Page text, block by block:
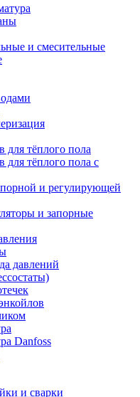
и смесительные
для тёплого пола
для тёплого пола с
и регулирующей
и запорные
давлений
Danfoss
и сварки